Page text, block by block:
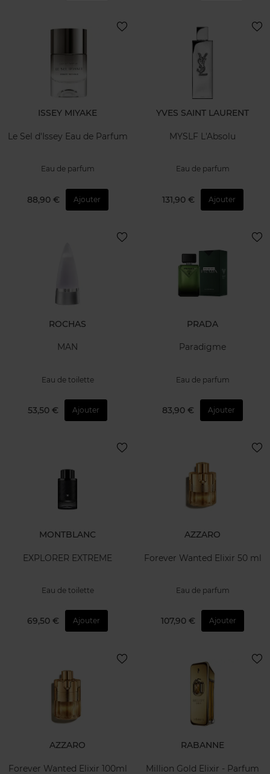
ISSEY MIYAKE
Le Sel d'Issey Eau de Parfum
Eau de parfum
88,90 € Ajouter
YVES SAINT LAURENT
MYSLF L'Absolu
Eau de parfum
131,90 € Ajouter
ROCHAS
MAN
Eau de toilette
53,50 € Ajouter
PRADA
Paradigme
Eau de parfum
83,90 € Ajouter
MONTBLANC
EXPLORER EXTREME
Eau de toilette
69,50 € Ajouter
AZZARO
Forever Wanted Elixir 50 ml
Eau de parfum
107,90 € Ajouter
AZZARO
Forever Wanted Elixir 100ml
RABANNE
Million Gold Elixir - Parfum